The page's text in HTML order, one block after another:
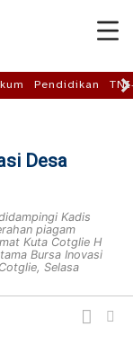
Pendidikan
Desa
Kadis
piagam
Kuta Cotglie H
Bursa Inovasi
Selasa